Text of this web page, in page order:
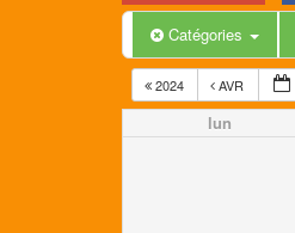
Catégories
2024 AVR
lun